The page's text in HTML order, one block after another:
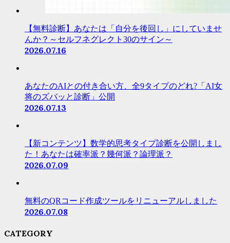
【無料診断】あなたは「自分を後回し」にしていませ
んか？～セルフネグレクト30のサイン～
2026.07.16
あなたのAIとの付き合い方、全9タイプのどれ?「AI女
将のズバッと診断」公開
2026.07.13
【新コンテンツ】数学的思考タイプ診断を公開しまし
た！あなたは確率派？幾何派？論理派？
2026.07.09
無料のQRコード作成ツールをリニューアルしました
2026.07.08
CATEGORY